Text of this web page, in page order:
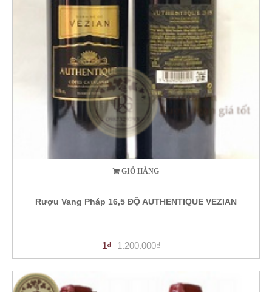
GIỎ HÀNG
Rượu Vang Pháp 16,5 ĐỘ AUTHENTIQUE VEZIAN
1₫ 1.200.000₫